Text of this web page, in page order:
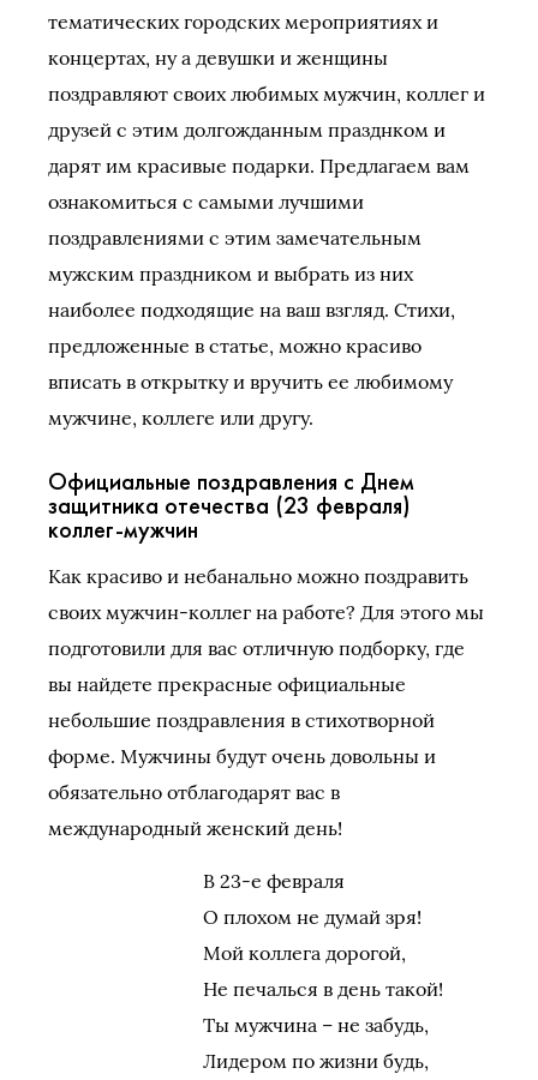
тематических городских мероприятиях и
концертах, ну а девушки и женщины
поздравляют своих любимых мужчин, коллег и
друзей с этим долгожданным празднком и
дарят им красивые подарки. Предлагаем вам
ознакомиться с самыми лучшими
поздравлениями с этим замечательным
мужским праздником и выбрать из них
наиболее подходящие на ваш взгляд. Стихи,
предложенные в статье, можно красиво
вписать в открытку и вручить ее любимому
мужчине, коллеге или другу.
Официальные поздравления с Днем
защитника отечества (23 февраля)
коллег-мужчин
Как красиво и небанально можно поздравить
своих мужчин-коллег на работе? Для этого мы
подготовили для вас отличную подборку, где
вы найдете прекрасные официальные
небольшие поздравления в стихотворной
форме. Мужчины будут очень довольны и
обязательно отблагодарят вас в
международный женский день!
В 23-е февраля
О плохом не думай зря!
Мой коллега дорогой,
Не печалься в день такой!
Ты мужчина – не забудь,
Лидером по жизни будь,